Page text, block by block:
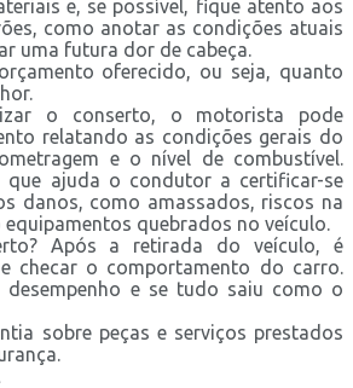
e, se possível, fique atento aos
como anotar as condições atuais
uma futura dor de cabeça.
oferecido, ou seja, quanto
o conserto, o motorista pode
relatando as condições gerais do
e o nível de combustível.
que ajuda o condutor a certificar-se
danos, como amassados, riscos na
quebrados no veículo.
Após a retirada do veículo, é
checar o comportamento do carro.
e se tudo saiu como o
sobre peças e serviços prestados